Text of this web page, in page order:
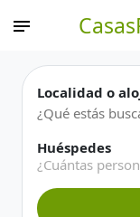
Localidad o
Huéspedes
¿Cuántas